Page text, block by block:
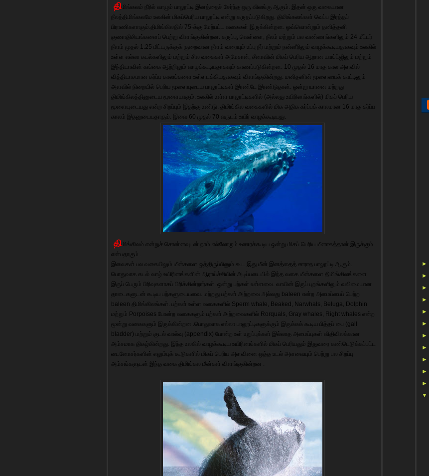
திமிங்கலம் நீரில் வாழும் பாலூட்டி இனத்தைச் சேர்ந்த ஒரு விலங்கு ஆகும். இதன் ஒரு வகையான
நீலத்திமிங்கலமே உலகின் மிகப்பெரிய பாலூட்டி என்று கருதப்படுகிறது. திமிங்கலங்கள் வெப்ப இரத்தப்
பிராணிகளாகும்.திமிங்கிலதில் 75-க்கு மேற்பட்ட வகைகள் இருக்கின்றன. ஓவ்வொன்றும் தனித்தனி
குணாதிசியங்களைப் பெற்று விளங்குகின்றன. கருப்பு, வெள்ளை, நீலம் மற்றும் பல வண்ணங்களிலும் 24 மீட்டர்
நீளம் முதல் 1.25 மீட்டருக்குக் குறைவான நீளம் வரையும் உப்பு நீர் மற்றும் நன்னீரிலும் வாழக்கூடியதாகவும் உலகில்
உள்ள எல்லா கடல்களிலும் மற்றும் சில வகைகள் அமேசான், சீனாவின் மிகப் பெரிய ஆறான யாங்ட்ஜிலும் மற்றும்
இந்தியாவின் கங்கை ஆற்றிலும் வாழக்கூடியதாகவும் காணப்படுகின்றன. 10 முதல் 16 மாத கால அளவில்
வித்தியாசமான கர்ப்ப காலங்களை உள்ளடக்கியதாகவும் விளங்குகின்றது. மனிதனின் மூளையைக் காட்டிலும்
அளவில் நிறையில் பெரிய மூளையுடைய பாலூட்டிகள் இரண்டே இரண்டுதான். ஓன்று யானை மற்றது
திமிங்கிலத்தினுடைய மூளையாகும். உலகில் உள்ள பாலூட்டிகளில் (அல்லது உயிரினங்களில்) மிகப் பெரிய
மூளையுடையது என்ற சிறப்பும் இதற்கு உண்டு. திமிங்கில வகைகளில் மிக அதிக கர்ப்பக் காலமான 16 மாத கர்ப்ப
காலம் இதனுடையதாகும். இவை 60 முதல் 70 வருடம் உயிர் வாழக்கூடியது.
திமிங்கிலம் என்றுச் சொன்னவுடன் நாம் எல்லோரும் உணரக்கூடிய ஒன்று மிகப் பெரிய மீனாகத்தான் இருக்கும்
என்பதாகும் .
இவைகள் பல வகையிலும் மீன்களை ஒத்திருப்பினும் கூட இது மீன் இனத்தைத் சாராத பாலூட்டி ஆகும்.
பொதுவாக கடல் வாழ் உயிரினங்களின் ஆராய்ச்சியின் அடிப்படையில் இந்த வகை மீன்களை திமிங்கிலங்களை
இருப் பெரும் பிரிவுகளாகப் பிரிக்கின்றார்கள். ஒன்று பற்கள் உள்ளவை. வாயின் இருப் புறங்களிலும் வலிமையான
தாடைகளுடன் கூடிய பற்களுடையவை. மற்றது பற்கள் அற்றவை அல்லது baleen என்ற அமைப்பைப் பெற்ற
baleen திமிங்கிலங்கள். பற்கள் உள்ள வகைகளில் Sperm whale, Beaked, Narwhals, Beluga, Dolphin
மற்றும் Porpoises போன்ற வகைகளும் பற்கள் அற்றவைகளில் Rorquals, Gray whales, Right whales என்ற
மூன்று வகைகளும் இருக்கின்றன .பொதுவாக எல்லா பாலூட்டிகளுக்கும் இருக்கக் கூடிய பித்தப் பை (gall
bladder) மற்றும் குடல் வால்வு (appendix) போன்ற உள் உறுப்புக்கள் இல்லாத அமைப்புகள் விதிவிலக்கான
அம்சமாக திகழ்கின்றது. இந்த உலகில் வாழக்கூடிய உயிரினங்களில் மிகப் பெரியதும் இதுவரை கண்டெடுக்கப்பட்ட
டைனோசர்களின் எலும்புக் கூடுகளில் மிகப் பெரிய அளவினை ஒத்த உடல் அளவையும் பெற்று பல சிறப்பு
அம்சங்களுடன் இந்த வகை திமிங்கல மீன்கள் விளங்குகின்றன .
►
►
►
►
►
►
►
►
►
►
►
▼